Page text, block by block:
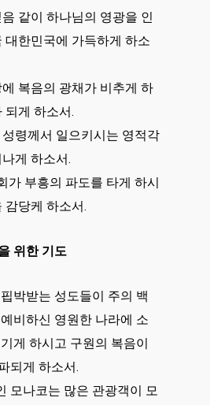
같이 하나님의 영광을 인
대한민국에 가득하게 하소
복음의 광채가 비추게 하
되게 하소서.
령께서 일으키시는 영적각
게 하소서.
가 부흥의 파도를 타게 하시
감당케 하소서.
위한 기도
박받는 성도들이 주의 백
비하신 영원한 나라에 소
게 하시고 구원의 복음이
되게 하소서.
모나코는 많은 관광객이 모